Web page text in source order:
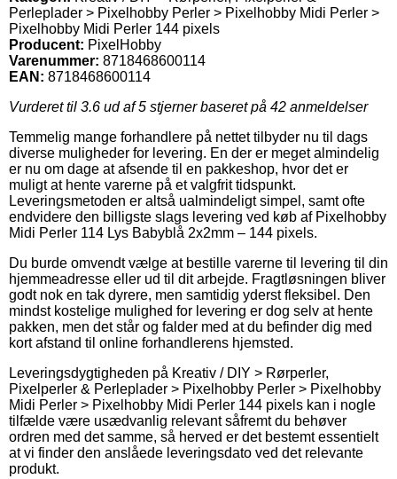
Perleplader > Pixelhobby Perler > Pixelhobby Midi Perler >
Pixelhobby Midi Perler 144 pixels
Producent: PixelHobby
Varenummer: 8718468600114
EAN: 8718468600114
Vurderet til 3.6 ud af 5 stjerner baseret på 42 anmeldelser
Temmelig mange forhandlere på nettet tilbyder nu til dags
diverse muligheder for levering. En der er meget almindelig
er nu om dage at afsende til en pakkeshop, hvor det er
muligt at hente varerne på et valgfrit tidspunkt.
Leveringsmetoden er altså ualmindeligt simpel, samt ofte
endvidere den billigste slags levering ved køb af Pixelhobby
Midi Perler 114 Lys Babyblå 2x2mm – 144 pixels.
Du burde omvendt vælge at bestille varerne til levering til din
hjemmeadresse eller ud til dit arbejde. Fragtløsningen bliver
godt nok en tak dyrere, men samtidig yderst fleksibel. Den
mindst kostelige mulighed for levering er dog selv at hente
pakken, men det står og falder med at du befinder dig med
kort afstand til online forhandlerens hjemsted.
Leveringsdygtigheden på Kreativ / DIY > Rørperler,
Pixelperler & Perleplader > Pixelhobby Perler > Pixelhobby
Midi Perler > Pixelhobby Midi Perler 144 pixels kan i nogle
tilfælde være usædvanlig relevant såfremt du behøver
ordren med det samme, så herved er det bestemt essentielt
at vi finder den anslåede leveringsdato ved det relevante
produkt.